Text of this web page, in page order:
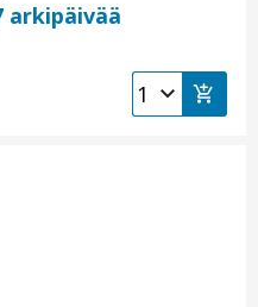
arkipäivää